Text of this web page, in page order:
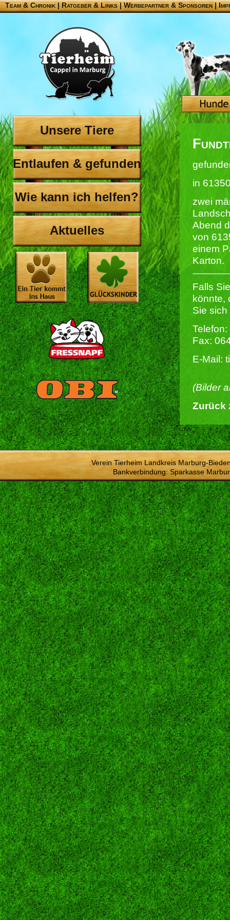
Team & Chronik |Ratgeber & Links|Werbepartner & Sponsoren|
Unsere Tiere
Entlaufen & gefunden
Wie kann ich helfen?
Aktuelles
in
zwei
Abend
von
einem
Karton.
Falls
könnte,
Sie sich
Fax:
E-Mail:
(Bilder
Zurück
Verein Tierheim Landkreis Marburg-
Bankverbindung: Sparkasse